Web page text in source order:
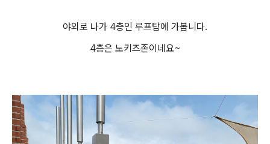
야외로 나가 4층인 루프탑에 가봅니다.
4층은 노키즈존이네요~